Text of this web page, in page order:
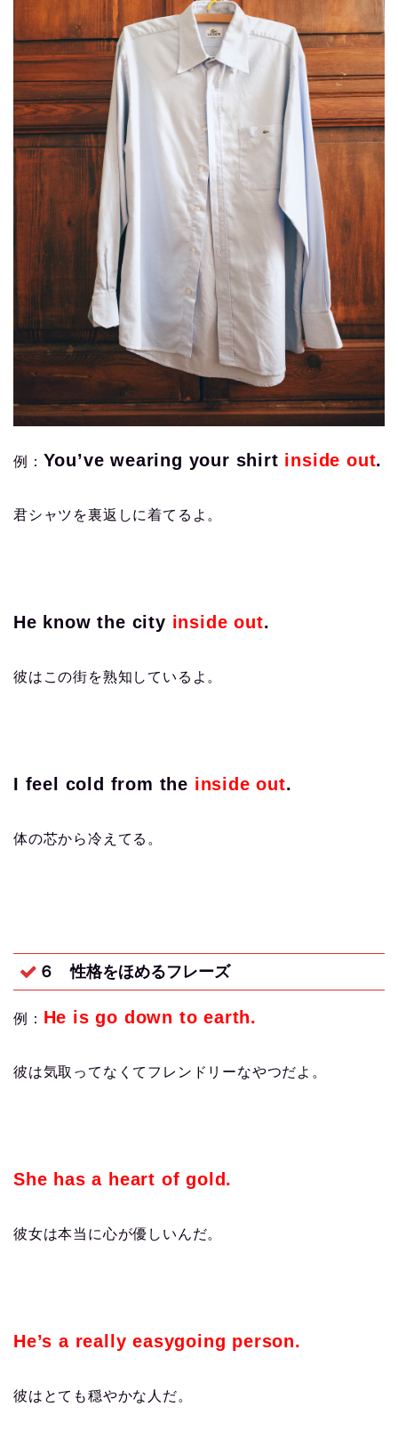
例： You’ve wearing your shirt inside out.
君シャツを裏返しに着てるよ。
He know the city inside out.
彼はこの街を熟知しているよ。
I feel cold from the inside out.
体の芯から冷えてる。
６ 性格をほめるフレーズ
例： He is go down to earth.
彼は気取ってなくてフレンドリーなやつだよ。
She has a heart of gold.
彼女は本当に心が優しいんだ。
He’s a really easygoing person.
彼はとても穏やかな人だ。